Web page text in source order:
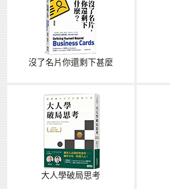
沒了名片你還剩下甚麼
大人學破局思考